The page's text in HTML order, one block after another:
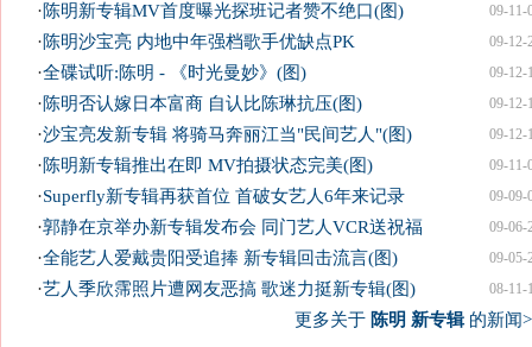
09-11-
·陈明新专辑MV首度曝光探班记者赞不绝口(图)
09-12-
·陈明沙宝亮 内地中年强档歌手优缺点PK
09-12-
·全碟试听:陈明 - 《时光曼妙》(图)
09-12-
·陈明否认嫁日本富商 自认比陈琳抗压(图)
09-12-
·沙宝亮发新专辑 将骑马奔丽江当"民间艺人"(图)
09-11-
·陈明新专辑推出在即 MV拍摄状态完美(图)
09-09-
·Superfly新专辑再获首位 首破女艺人6年来记录
09-06-
·郭静在京举办新专辑发布会 同门艺人VCR送祝福
09-05-
·全能艺人爱戴贵阳受追捧 新专辑回击流言(图)
08-11-
·艺人季欣霈照片遭网友恶搞 歌迷力挺新专辑(图)
更多关于 陈明 新专辑的新闻